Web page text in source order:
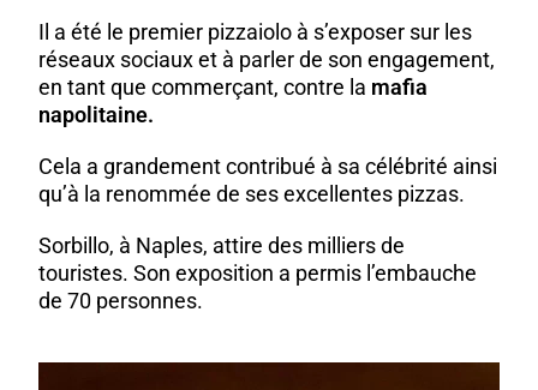
Il a été le premier pizzaiolo à s’exposer sur les
réseaux sociaux et à parler de son engagement,
en tant que commerçant, contre la mafia
napolitaine.
Cela a grandement contribué à sa célébrité ainsi
qu’à la renommée de ses excellentes pizzas.
Sorbillo, à Naples, attire des milliers de
touristes. Son exposition a permis l’embauche
de 70 personnes.